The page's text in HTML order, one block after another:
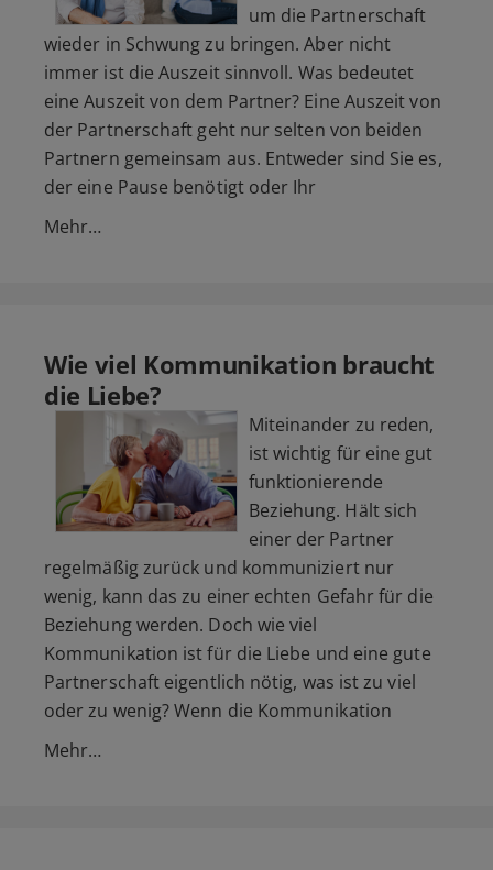
um die Partnerschaft
wieder in Schwung zu bringen. Aber nicht
immer ist die Auszeit sinnvoll. Was bedeutet
eine Auszeit von dem Partner? Eine Auszeit von
der Partnerschaft geht nur selten von beiden
Partnern gemeinsam aus. Entweder sind Sie es,
der eine Pause benötigt oder Ihr
Mehr…
Wie viel Kommunikation braucht
die Liebe?
Miteinander zu reden,
ist wichtig für eine gut
funktionierende
Beziehung. Hält sich
einer der Partner
regelmäßig zurück und kommuniziert nur
wenig, kann das zu einer echten Gefahr für die
Beziehung werden. Doch wie viel
Kommunikation ist für die Liebe und eine gute
Partnerschaft eigentlich nötig, was ist zu viel
oder zu wenig? Wenn die Kommunikation
Mehr…